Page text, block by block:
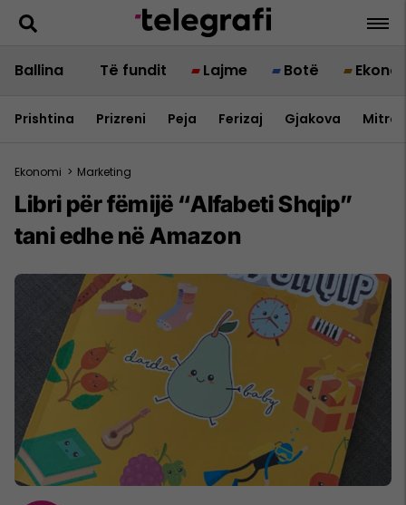
Ballina Të fundit Lajme Botë
Prishtina Prizreni Peja Ferizaj Gjakova
Ekonomi > Marketing
Libri për fëmijë “Alfabeti Shqip”
tani edhe në Amazon